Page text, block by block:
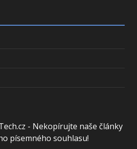
- Nekopírujte naše články
písemného souhlasu!